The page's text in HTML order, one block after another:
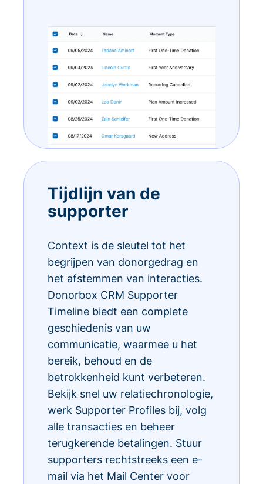
Tijdlijn van de
supporter
Context is de sleutel tot het
begrijpen van donorgedrag en
het afstemmen van interacties.
Donorbox CRM Supporter
Timeline biedt een complete
geschiedenis van uw
communicatie, waarmee u het
bereik, behoud en de
betrokkenheid kunt verbeteren.
Bekijk snel uw relatiechronologie,
werk Supporter Profiles bij, volg
alle transacties en beheer
terugkerende betalingen. Stuur
supporters rechtstreeks een e-
mail via het Mail Center voor